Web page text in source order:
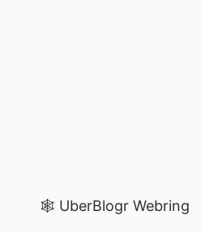
🕸️ UberBlogr Webring